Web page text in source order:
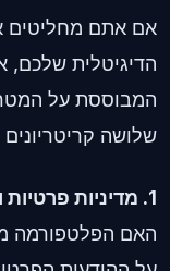
אם אתם מחליטים
הדיגיטלית
המבוססת על
שלושה קריטריונים
1. מדיניות פרטיות וטיפול בנתונים
האם הפלטפורמה